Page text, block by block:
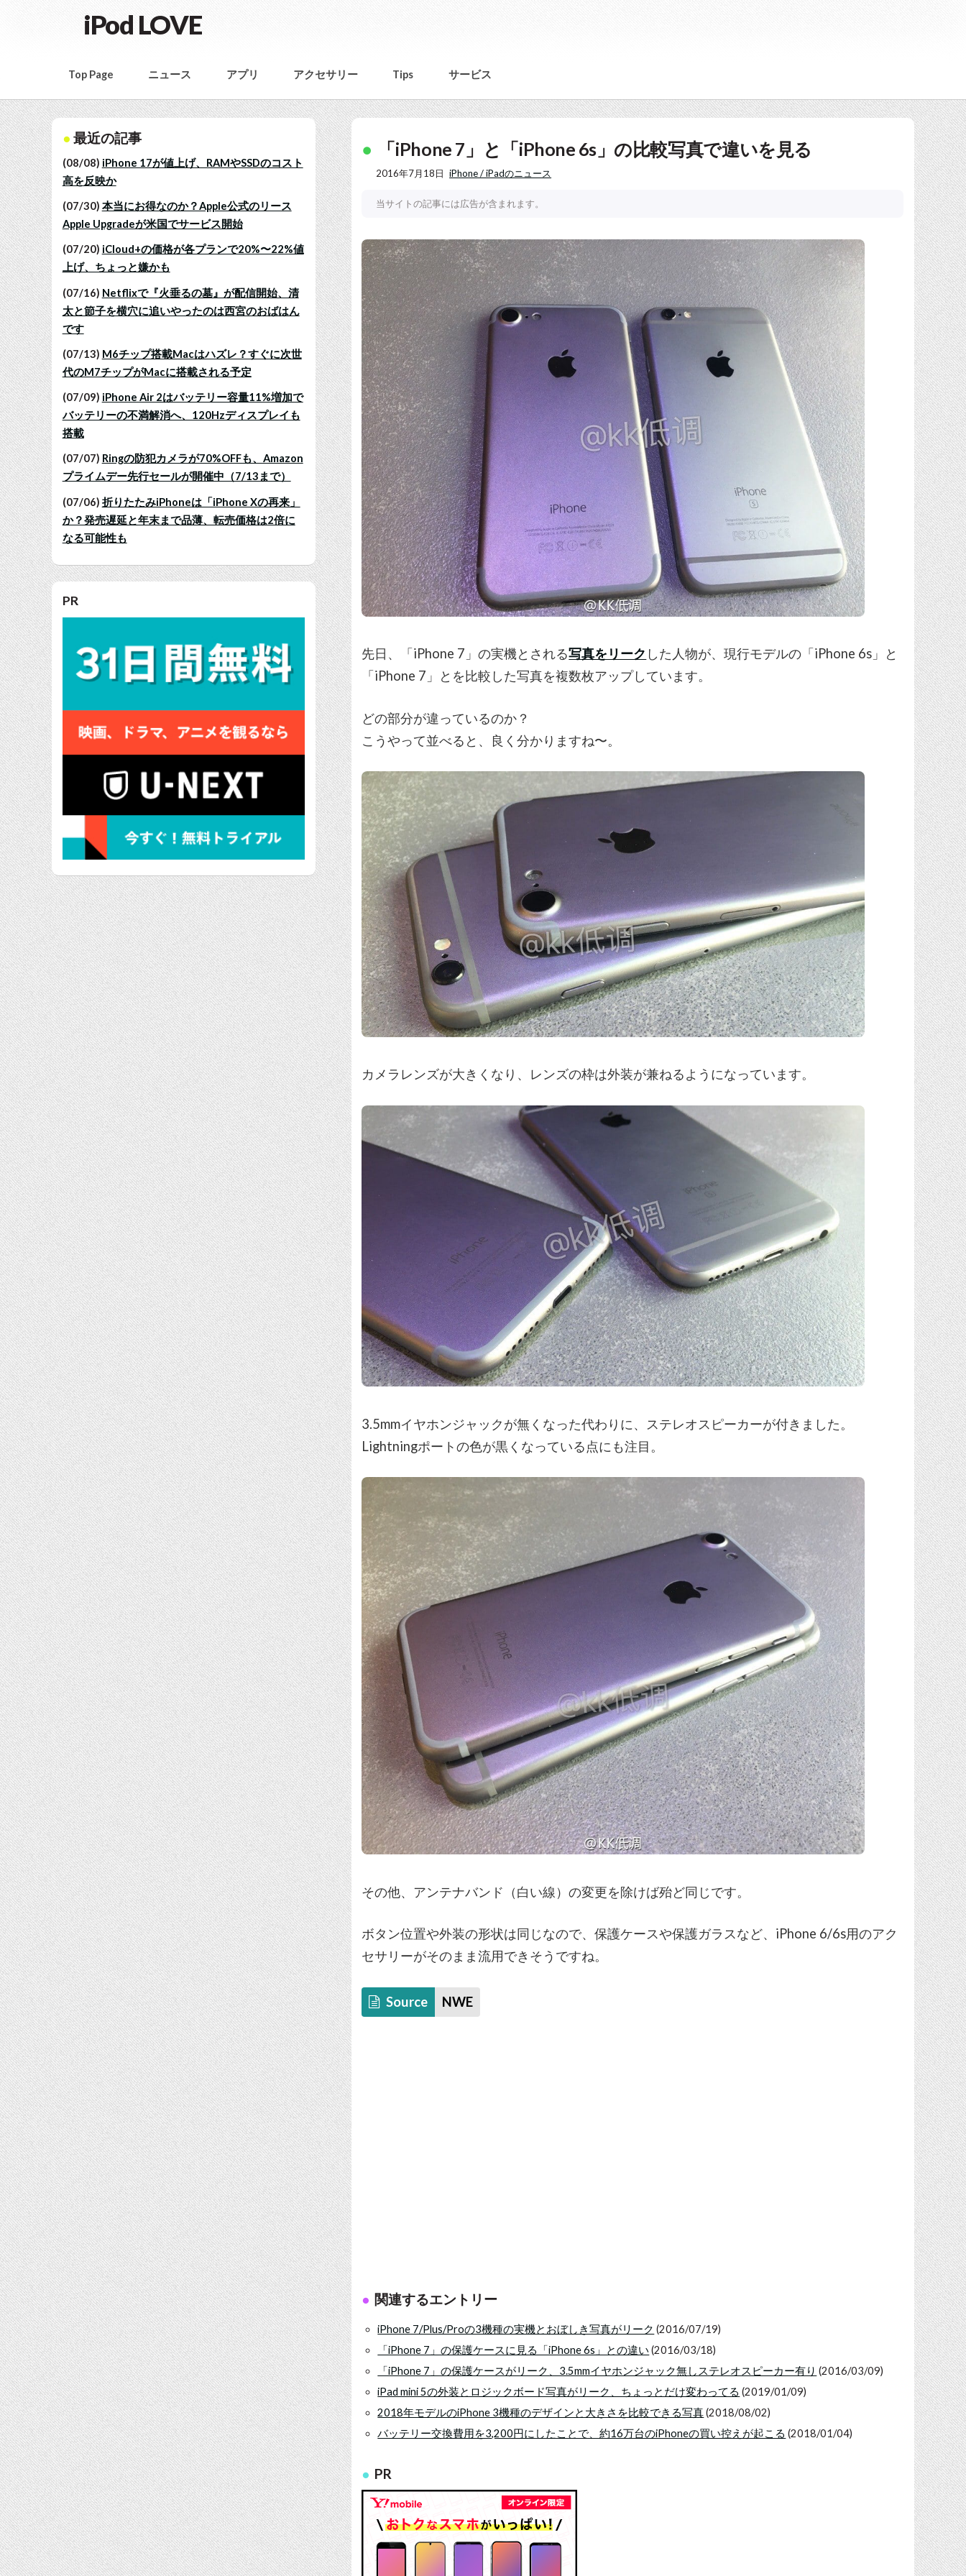
iPod LOVE
Top Page ニュース アプリ アクセサリー Tips サービス
最近の記事
(08/08) iPhone 17が値上げ、RAMやSSDのコスト
高を反映か
(07/30) 本当にお得なのか？Apple公式のリース
Apple Upgradeが米国でサービス開始
(07/20) iCloud+の価格が各プランで20%〜22%値
上げ、ちょっと嫌かも
(07/16) Netflixで『火垂るの墓』が配信開始、清
太と節子を横穴に追いやったのは西宮のおばはん
です
(07/13) M6チップ搭載Macはハズレ？すぐに次世
代のM7チップがMacに搭載される予定
(07/09) iPhone Air 2はバッテリー容量11%増加で
バッテリーの不満解消へ、120Hzディスプレイも
搭載
(07/07) Ringの防犯カメラが70%OFFも、Amazon
プライムデー先行セールが開催中（7/13まで）
(07/06) 折りたたみiPhoneは「iPhone Xの再来」
か？発売遅延と年末まで品薄、転売価格は2倍に
なる可能性も
PR
「iPhone 7」と「iPhone 6s」の比較写真で違いを見る
2016年7月18日 iPhone / iPadのニュース
当サイトの記事には広告が含まれます。
先日、「iPhone 7」の実機とされる写真をリーク した人物が、現行モデルの「iPhone 6s」と
「iPhone 7」とを比較した写真を複数枚アップしています。
どの部分が違っているのか？
こうやって並べると、良く分かりますね〜。
カメラレンズが大きくなり、レンズの枠は外装が兼ねるようになっています。
3.5mmイヤホンジャックが無くなった代わりに、ステレオスピーカーが付きました。
Lightningポートの色が黒くなっている点にも注目。
その他、アンテナバンド（白い線）の変更を除けば殆ど同じです。
ボタン位置や外装の形状は同じなので、保護ケースや保護ガラスなど、iPhone 6/6s用のアク
セサリーがそのまま流用できそうですね。
Source NWE
関連するエントリー
iPhone 7/Plus/Proの3機種の実機とおぼしき写真がリーク (2016/07/19)
「iPhone 7」の保護ケースに見る「iPhone 6s」との違い (2016/03/18)
「iPhone 7」の保護ケースがリーク、3.5mmイヤホンジャック無しステレオスピーカー有り (2016/03/09)
iPad mini 5の外装とロジックボード写真がリーク、ちょっとだけ変わってる (2019/01/09)
2018年モデルのiPhone 3機種のデザインと大きさを比較できる写真(2018/08/02)
バッテリー交換費用を3,200円にしたことで、約16万台のiPhoneの買い控えが起こる (2018/01/04)
PR